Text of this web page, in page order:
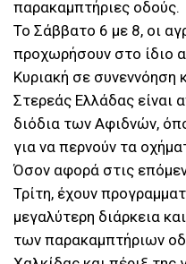
παρακαμπτήριες οδούς.
Το Σάββατο 6 με 8, οι
προχωρήσουν στο ίδιο
Κυριακή σε συνεννόηση
Στερεάς Ελλάδας είναι
διόδια των Αφιδνών,
για να περνούν τα
Όσον αφορά στις
Τρίτη, έχουν
μεγαλύτερη διάρκεια
των παρακαμπτήριων